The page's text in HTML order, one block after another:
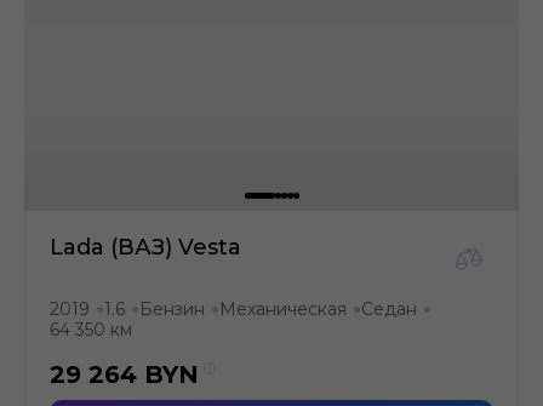
Lada (ВАЗ) Vesta
2019 ●1.6 ● Бензин ● Механическая ●Седан ●
64 350 км
29 264 BYN